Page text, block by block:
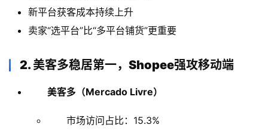
新平台获客成本持续上升
卖家“选平台”比“多平台铺货”更重要
2. 美客多稳居第一，Shopee强攻移动端
美客多（Mercado Livre）
市场访问占比：15.3%